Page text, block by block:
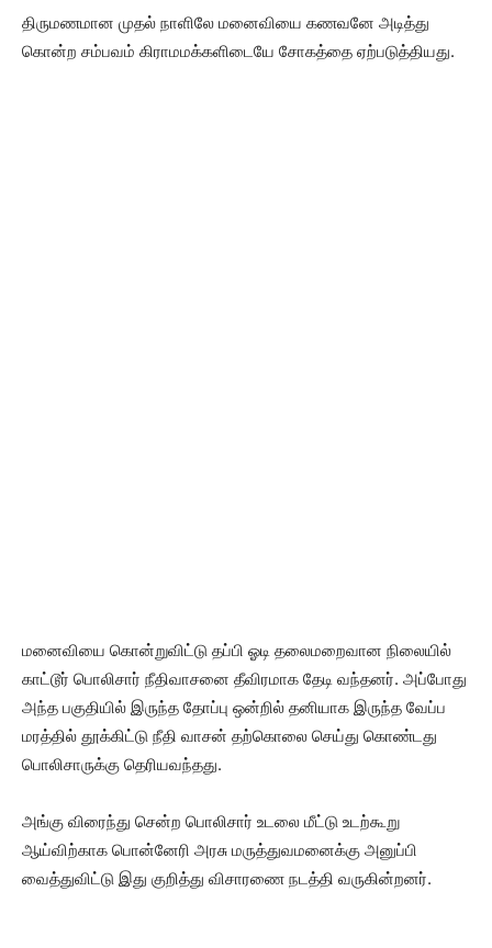
திருமணமான முதல் நாளிலே மனைவியை கணவனே அடித்து
கொன்ற சம்பவம் கிராமமக்களிடையே சோகத்தை ஏற்படுத்தியது.
மனைவியை கொன்றுவிட்டு தப்பி ஓடி தலைமறைவான நிலையில்
காட்டூர் பொலிசார் நீதிவாசனை தீவிரமாக தேடி வந்தனர். அப்போது
அந்த பகுதியில் இருந்த தோப்பு ஒன்றில் தனியாக இருந்த வேப்ப
மரத்தில் தூக்கிட்டு நீதி வாசன் தற்கொலை செய்து கொண்டது
பொலிசாருக்கு தெரியவந்தது.
அங்கு விரைந்து சென்ற பொலிசார் உடலை மீட்டு உடற்கூறு
ஆய்விற்காக பொன்னேரி அரசு மருத்துவமனைக்கு அனுப்பி
வைத்துவிட்டு இது குறித்து விசாரணை நடத்தி வருகின்றனர்.